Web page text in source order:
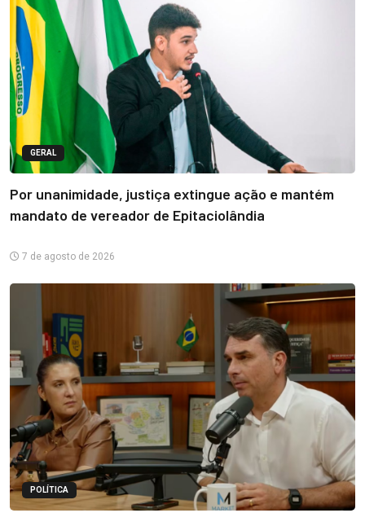
GERAL
Por unanimidade, justiça extingue ação e mantém
mandato de vereador de Epitaciolândia
7 de agosto de 2026
POLÍTICA